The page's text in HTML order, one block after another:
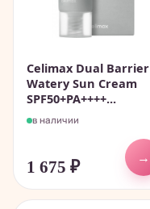
Celimax Dual Barrier
Watery Sun Cream
SPF50+PA++++...
в наличии
1 675 ₽
→